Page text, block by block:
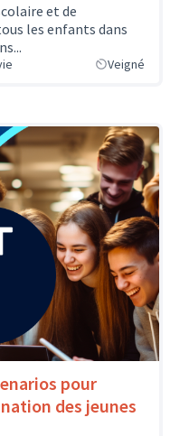
et de
les enfants dans
Veigné
pour
des jeunes